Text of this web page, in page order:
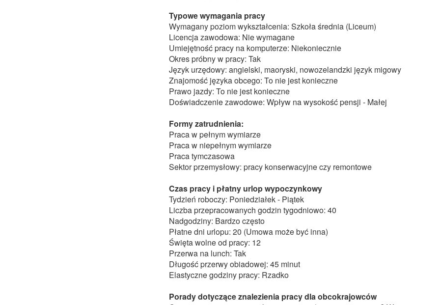
Typowe wymagania pracy
Wymagany poziom wykształcenia: Szkoła średnia (Liceum)
Licencja zawodowa: Nie wymagane
Umiejętność pracy na komputerze: Niekoniecznie
Okres próbny w pracy: Tak
Język urzędowy: angielski, maoryski, nowozelandzki język migowy
Znajomość języka obcego: To nie jest konieczne
Prawo jazdy: To nie jest konieczne
Doświadczenie zawodowe: Wpływ na wysokość pensji - Małej
Formy zatrudnienia:
Praca w pełnym wymiarze
Praca w niepełnym wymiarze
Praca tymczasowa
Sektor przemysłowy: pracy konserwacyjne czy remontowe
Czas pracy i płatny urlop wypoczynkowy
Tydzień roboczy: Poniedziałek - Piątek
Liczba przepracowanych godzin tygodniowo: 40
Nadgodziny: Bardzo często
Płatne dni urlopu: 20 (Umowa może być inna)
Święta wolne od pracy: 12
Przerwa na lunch: Tak
Długość przerwy obiadowej: 45 minut
Elastyczne godziny pracy: Rzadko
Porady dotyczące znalezienia pracy dla obcokrajowców